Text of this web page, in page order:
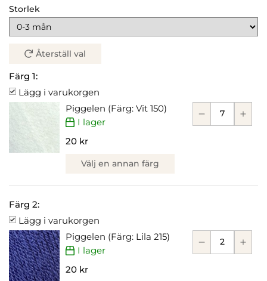
Storlek
Återställ val
Färg 1:
Lägg i varukorgen
Piggelen (Färg: Vit 150)
I lager
20 kr
Välj en annan färg
Färg 2:
Lägg i varukorgen
Piggelen (Färg: Lila 215)
I lager
20 kr